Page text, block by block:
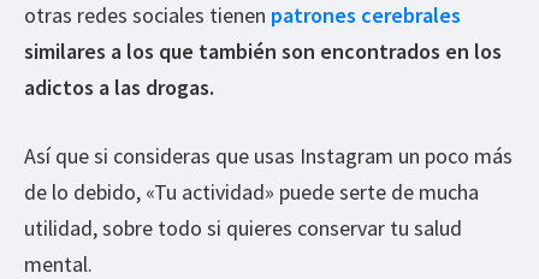
otras redes sociales tienen patrones cerebrales
similares a los que también son encontrados en los
adictos a las drogas.
Así que si consideras que usas Instagram un poco más
de lo debido, «Tu actividad» puede serte de mucha
utilidad, sobre todo si quieres conservar tu salud
mental.